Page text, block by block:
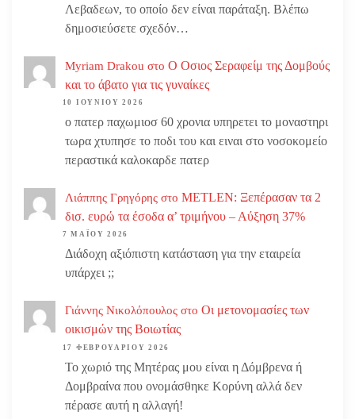
Λεβαδεων, το οποίο δεν είναι παράταξη. Βλέπω
δημοσιεύσετε σχεδόν…
Myriam Drakou στο Ο Οσιος Σεραφείμ της Δομβούς
και το άβατο για τις γυναίκες
10 ΙΟΥΝΊΟΥ 2026
ο πατερ παχωμιοσ 60 χρονια υπηρετει το μοναστηρι
τωρα χτυπησε το ποδι του και ειναι στο νοσοκομείο
περαστικά καλοκαρδε πατερ
Λιάππης Γρηγόρης στο METLEN: Ξεπέρασαν τα 2
δισ. ευρώ τα έσοδα α’ τριμήνου – Αύξηση 37%
7 ΜΑΪ́ΟΥ 2026
Διάδοχη αξιόπιστη κατάσταση για την εταιρεία
υπάρχει ;;
Γιάννης Νικολόπουλος στο Οι μετονομασίες των
οικισμών της Βοιωτίας
17 ΦΕΒΡΟΥΑΡΊΟΥ 2026
Το χωριό της Μητέρας μου είναι η Δόμβρενα ή
Δομβραίνα που ονομάσθηκε Κορύνη αλλά δεν
πέρασε αυτή η αλλαγή!